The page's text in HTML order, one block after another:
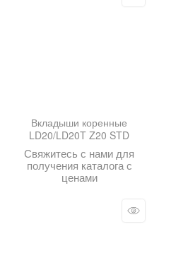
Вкладыши коренные
LD20/LD20T Z20 STD
Свяжитесь с нами для
получения каталога с
ценами